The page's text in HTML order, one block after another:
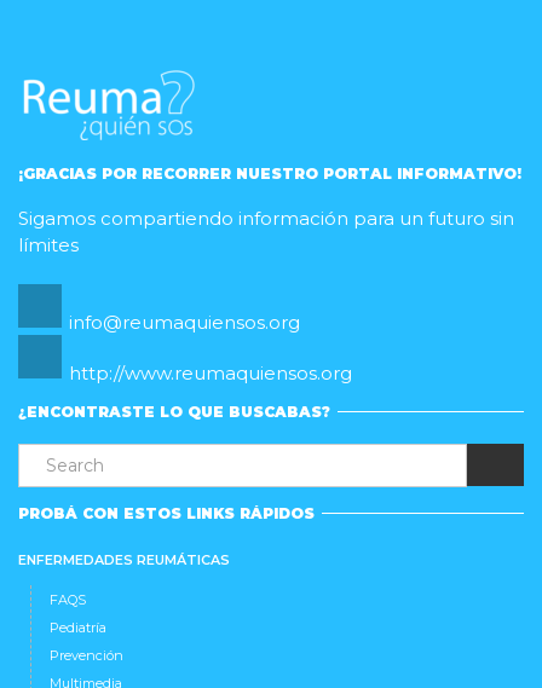
¡GRACIAS POR RECORRER NUESTRO PORTAL INFORMATIVO!
Sigamos compartiendo información para un futuro sin
límites
info@reumaquiensos.org
http://www.reumaquiensos.org
¿ENCONTRASTE LO QUE BUSCABAS?
PROBÁ CON ESTOS LINKS RÁPIDOS
ENFERMEDADES REUMÁTICAS
FAQS
Pediatría
Prevención
Multimedia